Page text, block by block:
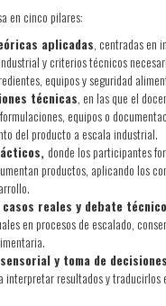
en cinco pilares:
aplicadas, centradas en
y criterios técnicos
equipos y seguridad
técnicas, en las que el
equipos o
del producto a escala industrial.
donde los participantes
productos, aplicando los
reales y debate
en procesos de escalado,
y toma de decisiones
interpretar resultados y traducirlos